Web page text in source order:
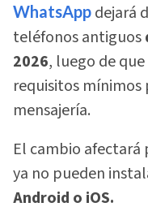
WhatsApp dejará
teléfonos antiguos
2026, luego de
requisitos
mensajería.
El cambio
ya no pueden
Android o iOS.